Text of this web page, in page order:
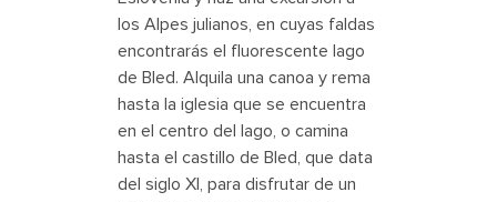
los Alpes julianos, en cuyas faldas
encontrarás el fluorescente lago
de Bled. Alquila una canoa y rema
hasta la iglesia que se encuentra
en el centro del lago, o camina
hasta el castillo de Bled, que data
del siglo XI, para disfrutar de un